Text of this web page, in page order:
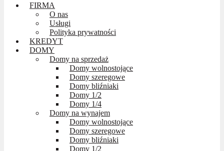
FIRMA
O nas
Usługi
Polityka prywatności
KREDYT
DOMY
Domy na sprzedaż
Domy wolnostojące
Domy szeregowe
Domy bliźniaki
Domy 1/2
Domy 1/4
Domy na wynajem
Domy wolnostojące
Domy szeregowe
Domy bliźniaki
Domy 1/2